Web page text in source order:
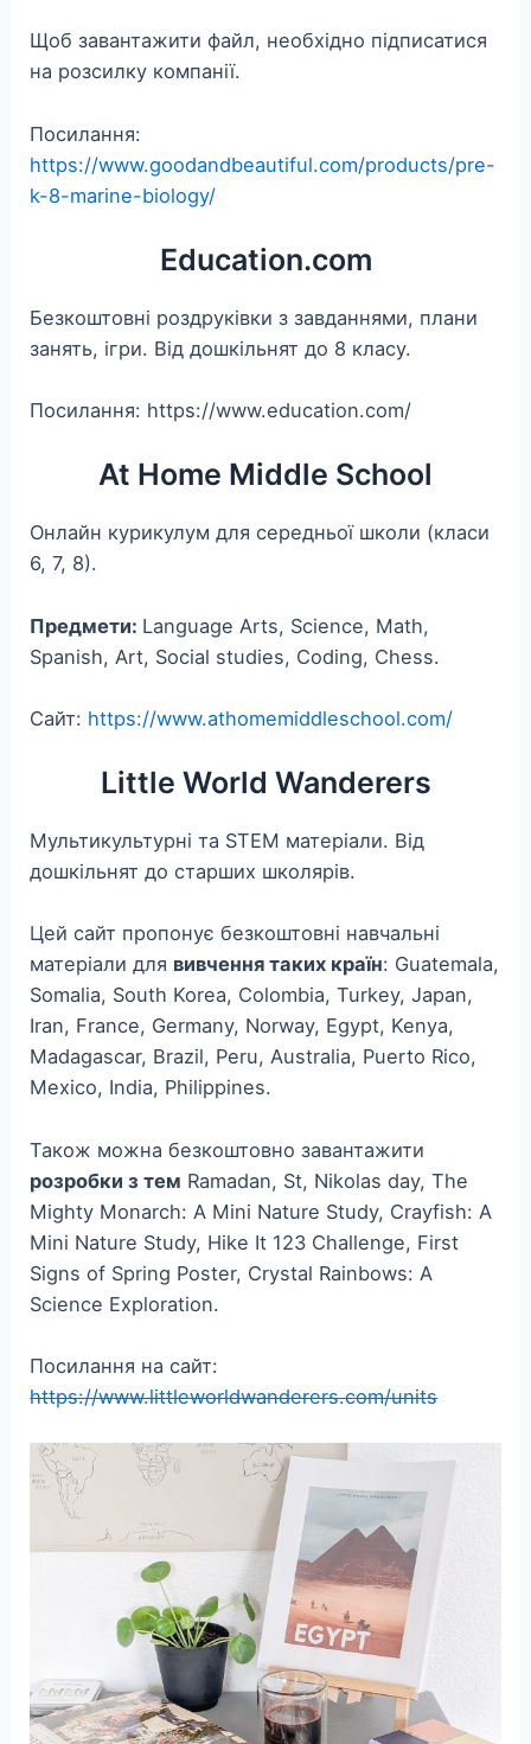
Щоб завантажити файл, необхідно підписатися
на розсилку компанії.
Посилання:
https://www.goodandbeautiful.com/products/pre-
k-8-marine-biology/
Education.com
Безкоштовні роздруківки з завданнями, плани
занять, ігри. Від дошкільнят до 8 класу.
Посилання: https://www.education.com/
At Home Middle School
Онлайн курикулум для середньої школи (класи
6, 7, 8).
Предмети: Language Arts, Science, Math,
Spanish, Art, Social studies, Coding, Chess.
Сайт: https://www.athomemiddleschool.com/
Little World Wanderers
Мультикультурні та STEM матеріали. Від
дошкільнят до старших школярів.
Цей сайт пропонує безкоштовні навчальні
матеріали для вивчення таких країн: Guatemala,
Somalia, South Korea, Colombia, Turkey, Japan,
Iran, France, Germany, Norway, Egypt, Kenya,
Madagascar, Brazil, Peru, Australia, Puerto Rico,
Mexico, India, Philippines.
Також можна безкоштовно завантажити
розробки з тем Ramadan, St, Nikolas day, The
Mighty Monarch: A Mini Nature Study, Crayfish: A
Mini Nature Study, Hike It 123 Challenge, First
Signs of Spring Poster, Crystal Rainbows: A
Science Exploration.
Посилання на сайт:
https://www.littleworldwanderers.com/units